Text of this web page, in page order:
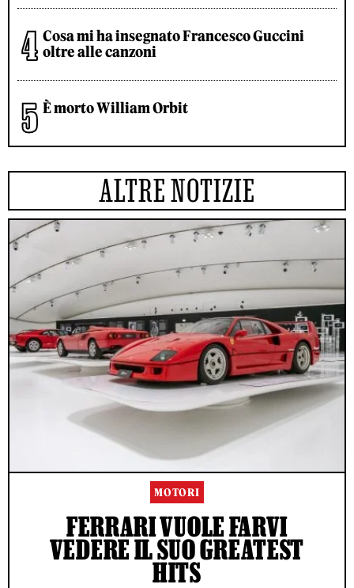
Cosa mi ha insegnato Francesco Guccini
oltre alle canzoni
È morto William Orbit
ALTRE NOTIZIE
MOTORI
FERRARI VUOLE FARVI
VEDERE IL SUO GREATEST
HITS